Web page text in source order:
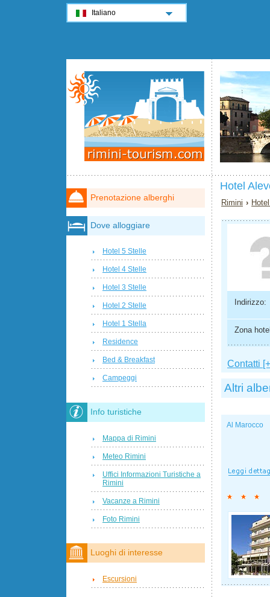
Hotel
Rimini ›
Indirizzo:
Zona
Contatti
Altri
Al Marocco
Prenotazione alberghi
Dove alloggiare
Hotel 5 Stelle
Hotel 4 Stelle
Hotel 3 Stelle
Hotel 2 Stelle
Hotel 1 Stella
Residence
Bed & Breakfast
Campeggi
Info turistiche
Mappa di Rimini
Meteo Rimini
Uffici Informazioni Turistiche a
Rimini
Vacanze a Rimini
Foto Rimini
Luoghi di interesse
Escursioni
Italiano